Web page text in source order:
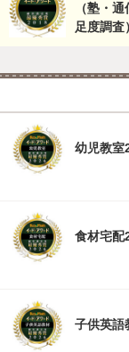
（塾・
足度調査）
幼児教室
食材宅配
子供英語